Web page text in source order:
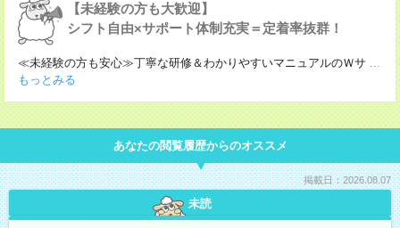
【未経験の方も大歓迎】
シフト自由×サポート体制充実＝定着率抜群！
≪未経験の方も安心≫丁寧な研修＆わかりやすいマニュアルのＷサ ...
もっとみる
あなたの閲覧履歴からのオススメ
掲載日：2026.08.07
未読